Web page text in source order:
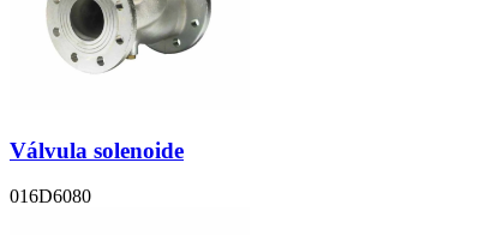
Válvula solenoide
016D6080